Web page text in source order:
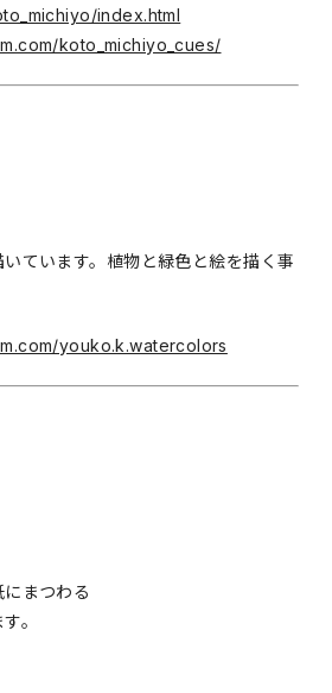
index.html
koto_michiyo_cues/
ています。植物と緑色と絵を描く事
youko.k.watercolors
まつわる
。